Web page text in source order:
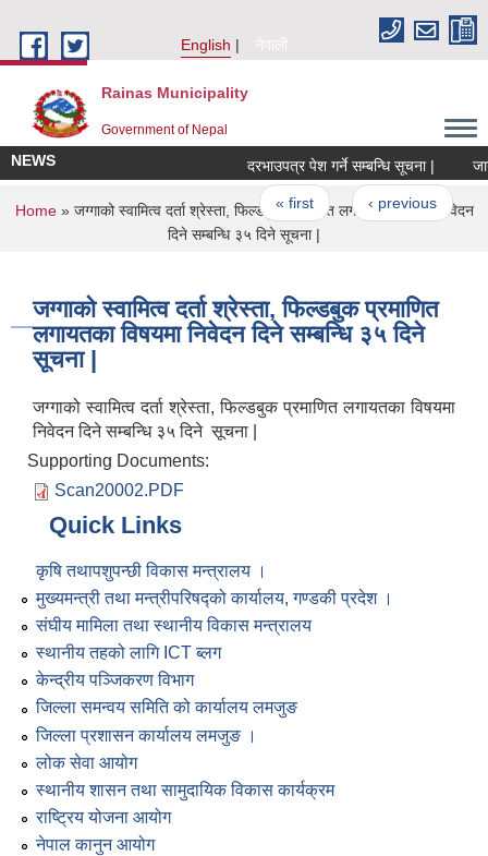
English
नेपाली
Rainas Municipality
Government of Nepal
NEWS दरभाउपत्र पेश गर्ने सम्बन्धि सूचना |
Pages
« first ‹ previous …
You are here
Home» जग्गाको स्वामित्व दर्ता श्रेस्ता, फिल्डबुक प्रमाणित लगायतका विषयमा निवेदन
दिने सम्बन्धि ३५ दिने सूचना |
जग्गाको स्वामित्व दर्ता श्रेस्ता, फिल्डबुक प्रमाणित
लगायतका विषयमा निवेदन दिने सम्बन्धि ३५ दिने
सूचना |
जग्गाको स्वामित्व दर्ता श्रेस्ता, फिल्डबुक प्रमाणित लगायतका विषयमा
निवेदन दिने सम्बन्धि ३५ दिने सूचना |
Supporting Documents:
Scan20002.PDF
Quick Links
कृषि तथापशुपन्छी विकास मन्त्रालय ।
मुख्यमन्त्री तथा मन्त्रीपरिषद्को कार्यालय, गण्डकी प्रदेश ।
संघीय मामिला तथा स्थानीय विकास मन्त्रालय
स्थानीय तहको लागि ICT ब्लग
केन्द्रीय पञ्जिकरण विभाग
जिल्ला समन्वय समिति को कार्यालय लमजुङ
जिल्ला प्रशासन कार्यालय लमजुङ ।
लोक सेवा आयोग
स्थानीय शासन तथा सामुदायिक विकास कार्यक्रम
राष्ट्रिय योजना आयोग
नेपाल कानुन आयोग